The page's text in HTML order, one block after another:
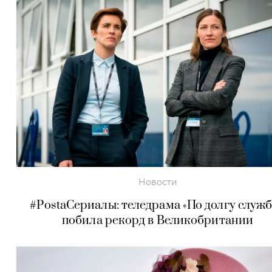
Новости
#PostaСериалы: теледрама «По долгу
побила рекорд в Великобритании